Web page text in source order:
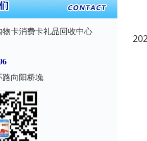
卡消费卡礼品回收中心
向阳桥堍